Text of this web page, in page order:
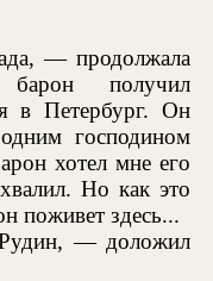
— продолжала
получил
в Петербург. Он
господином
хотел мне его
Но как это
поживет здесь...
— доложил